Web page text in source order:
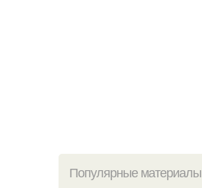
Популярные материалы